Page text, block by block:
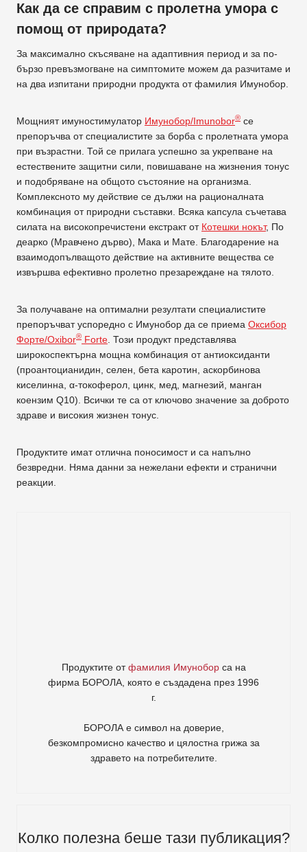
Как да се справим с пролетна умора с
помощ от природата?
За максимално скъсяване на адаптивния период и за по-
бързо превъзмогване на симптомите можем да разчитаме и
на два изпитани природни продукта от фамилия Имунобор.
Мощният имуностимулатор Имунобор/Imunobor® се
препоръчва от специалистите за борба с пролетната умора
при възрастни. Той се прилага успешно за укрепване на
естествените защитни сили, повишаване на жизнения тонус
и подобряване на общото състояние на организма.
Комплексното му действие се дължи на рационалната
комбинация от природни съставки. Всяка капсула съчетава
силата на високопречистени екстракт от Котешки нокът, По
деарко (Мравчено дърво), Мака и Мате. Благодарение на
взаимодопълващото действие на активните вещества се
извършва ефективно пролетно презареждане на тялото.
За получаване на оптимални резултати специалистите
препоръчват успоредно с Имунобор да се приема Оксибор
Форте/Oxibor® Forte . Този продукт представлява
широкоспектърна мощна комбинация от антиоксиданти
(проантоцианидин, селен, бета каротин, аскорбинова
киселинна, α-токоферол, цинк, мед, магнезий, манган
коензим Q10). Всички те са от ключово значение за доброто
здраве и високия жизнен тонус.
Продуктите имат отлична поносимост и са напълно
безвредни. Няма данни за нежелани ефекти и странични
реакции.
Продуктите отфамилия Имуноборса на
фирма БОРОЛА , която е създадена през 1996
г.
БОРОЛА е символ на доверие,
безкомпромисно качество и цялостна грижа за
здравето на потребителите.
Колко полезна беше тази публикация?